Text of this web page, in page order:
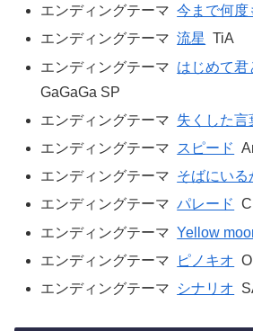
エンディングテーマ 今まで何度
エンディングテーマ 流星 TiA
エンディングテーマ はじめて君
GaGaGa SP
エンディングテーマ 失くした言
エンディングテーマ
スピード
エンディングテーマ そばにいる
エンディングテーマ パレード
エンディングテーマ Yellow
エンディングテーマ
ピノキオ
エンディングテーマ
シナリオ